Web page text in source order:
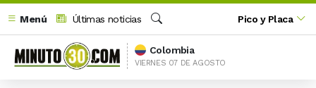
Menú
Últimas noticias
Buscar
Pico y Placa
Colombia
VIERNES 07 DE AGOSTO